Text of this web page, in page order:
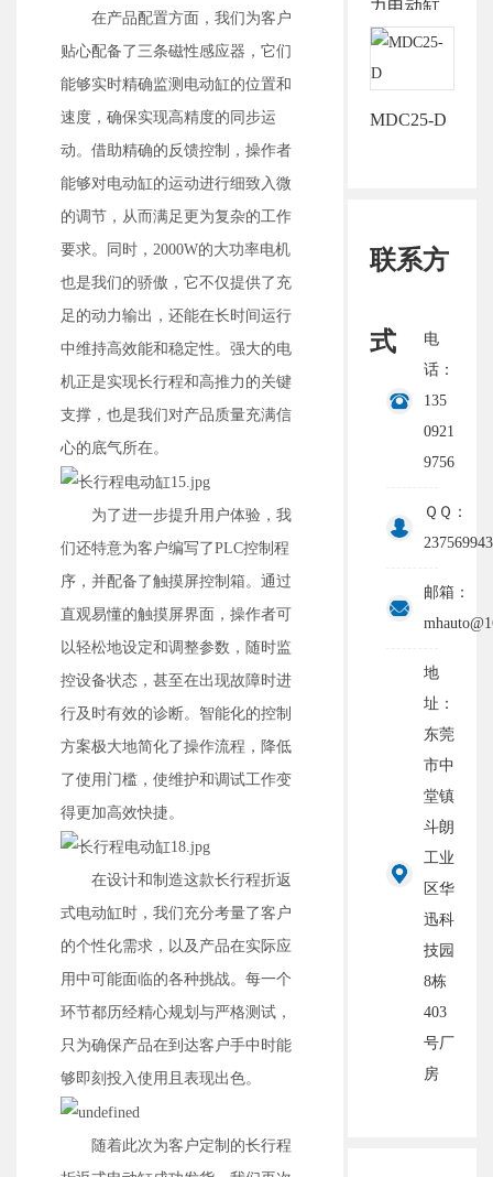
在产品配置方面，我们为客户
贴心配备了三条磁性感应器，它们
能够实时精确监测电动缸的位置和
速度，确保实现高精度的同步运
动。借助精确的反馈控制，操作者
能够对电动缸的运动进行细致入微
的调节，从而满足更为复杂的工作
要求。同时，2000W的大功率电机
也是我们的骄傲，它不仅提供了充
足的动力输出，还能在长时间运行
中维持高效能和稳定性。强大的电
机正是实现长行程和高推力的关键
支撑，也是我们对产品质量充满信
心的底气所在。
为了进一步提升用户体验，我
们还特意为客户编写了PLC控制程
序，并配备了触摸屏控制箱。通过
直观易懂的触摸屏界面，操作者可
以轻松地设定和调整参数，随时监
控设备状态，甚至在出现故障时进
行及时有效的诊断。智能化的控制
方案极大地简化了操作流程，降低
了使用门槛，使维护和调试工作变
得更加高效快捷。
在设计和制造这款长行程折返
式电动缸时，我们充分考量了客户
的个性化需求，以及产品在实际应
用中可能面临的各种挑战。每一个
环节都历经精心规划与严格测试，
只为确保产品在到达客户手中时能
够即刻投入使用且表现出色。
随着此次为客户定制的长行程
力电动缸
MDC25-D
联系方
式
电
话：
135
0921
9756
ＱＱ：
邮箱：
地
址：
东莞
市中
堂镇
斗朗
工业
区华
迅科
技园
8栋
403
号厂
房